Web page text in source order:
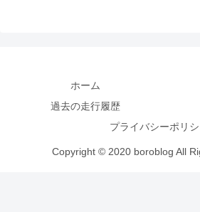
ホーム
過去の走行履歴
プライバシーポリ
Copyright © 2020 boroblog All